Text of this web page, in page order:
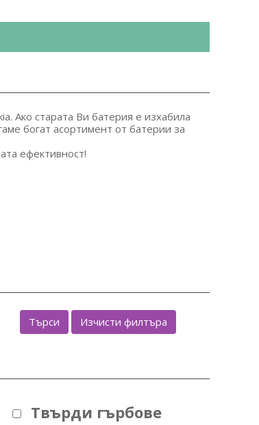
Ако старата Ви батерия е изхабила
богат асортимент от батерии за
ефективност!
Търси Изчисти филтъра
Твърди гърбове